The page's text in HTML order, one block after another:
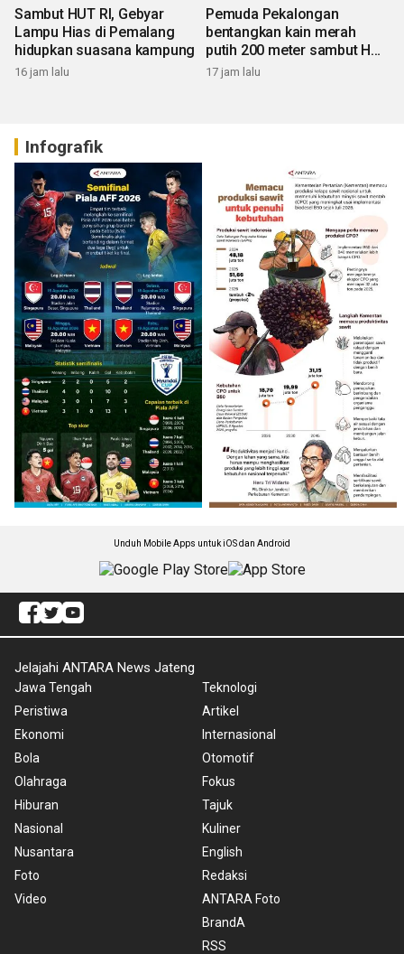
Sambut HUT RI, Gebyar
Lampu Hias di Pemalang
hidupkan suasana kampung
16 jam lalu
Pemuda Pekalongan
bentangkan kain merah
putih 200 meter sambut HUT
RI
17 jam lalu
Infografik
Unduh Mobile Apps untuk iOS dan Android
Jelajahi ANTARA News Jateng
Jawa Tengah
Peristiwa
Ekonomi
Bola
Olahraga
Hiburan
Nasional
Nusantara
Foto
Video
Teknologi
Artikel
Internasional
Otomotif
Fokus
Tajuk
Kuliner
English
Redaksi
ANTARA Foto
BrandA
RSS